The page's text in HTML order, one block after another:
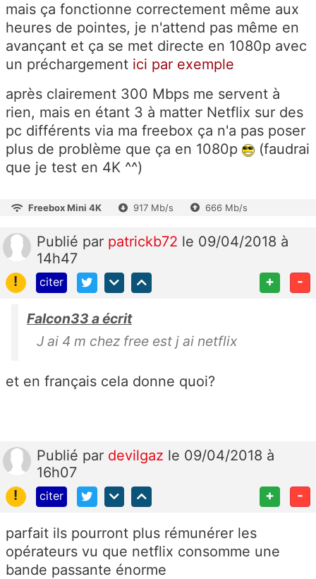
mais ça fonctionne correctement même aux
heures de pointes, je n'attend pas même en
avançant et ça se met directe en 1080p avec
un préchargement ici par exemple
après clairement 300 Mbps me servent à
rien, mais en étant 3 à matter Netflix sur des
pc différents via ma freebox ça n'a pas poser
plus de problème que ça en 1080p
(faudrai
que je test en 4K ^^)
Freebox Mini 4K 917 Mb/s 666 Mb/s
Publié par patrickb72 le 09/04/2018 à
14h47
!
citer + -
Falcon33 a écrit
J ai 4 m chez free est j ai netflix
et en français cela donne quoi?
Publié par devilgaz le 09/04/2018 à
16h07
!
citer + -
parfait ils pourront plus rémunérer les
opérateurs vu que netflix consomme une
bande passante énorme